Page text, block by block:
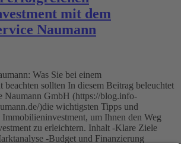
mit dem
Naumann
Was Sie bei einem
beachten sollten In diesem Beitrag beleuchtet
Naumann GmbH (https://blog.info-
)die wichtigsten Tipps und
Immobilieninvestment, um Ihnen den Weg
zu erleichtern. Inhalt -Klare Ziele
-Budget und Finanzierung